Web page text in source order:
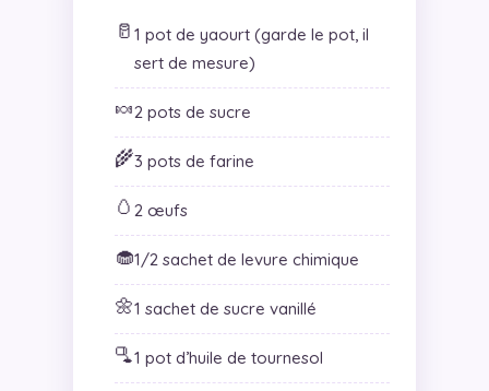
🥛 1 pot de yaourt (garde le pot, il
sert de mesure)
🍬2 pots de sucre
🌾3 pots de farine
🥚 2 œufs
🧁1/2 sachet de levure chimique
🌼1 sachet de sucre vanillé
🫗1 pot d’huile de tournesol